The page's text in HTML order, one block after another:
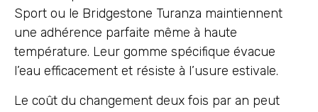
Sport ou le Bridgestone Turanza maintiennent
une adhérence parfaite même à haute
température. Leur gomme spécifique évacue
l’eau efficacement et résiste à l’usure estivale.
Le coût du changement deux fois par an peut